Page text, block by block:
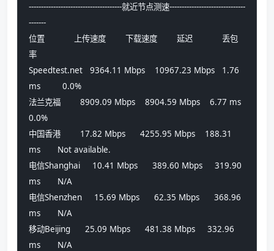
--------------------------------------就近节点测速-------------------------------
-------
位置            上传速度        下载速度        延迟            丢包
率
Speedtest.net   9364.11 Mbps    10967.23 Mbps   1.76
ms         0.0%
法兰克福        8909.09 Mbps    8904.59 Mbps    6.77 ms
0.0%
中国香港        17.82 Mbps      4255.95 Mbps    188.31
ms       Not available.
电信Shanghai     10.41 Mbps      389.60 Mbps     319.90
ms       N/A
电信Shenzhen     15.69 Mbps      62.35 Mbps      368.96
ms       N/A
移动Beijing      25.09 Mbps      481.38 Mbps     332.96
ms       N/A